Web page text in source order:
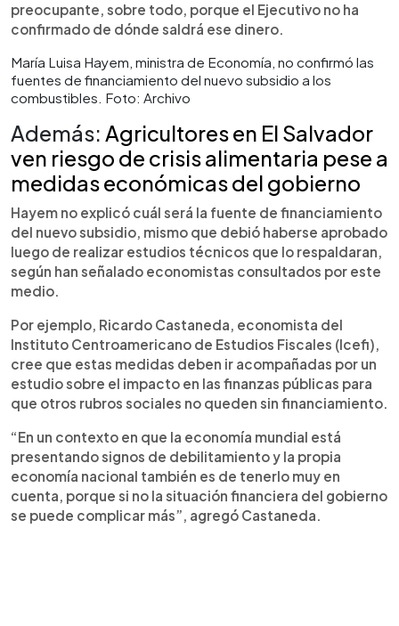
preocupante, sobre todo, porque el Ejecutivo no ha
confirmado de dónde saldrá ese dinero.
María Luisa Hayem, ministra de Economía, no confirmó las
fuentes de financiamiento del nuevo subsidio a los
combustibles. Foto: Archivo
Además: Agricultores en El Salvador
ven riesgo de crisis alimentaria pese a
medidas económicas del gobierno
Hayem no explicó cuál será la fuente de financiamiento
del nuevo subsidio, mismo que debió haberse aprobado
luego de realizar estudios técnicos que lo respaldaran,
según han señalado economistas consultados por este
medio.
Por ejemplo, Ricardo Castaneda, economista del
Instituto Centroamericano de Estudios Fiscales (Icefi),
cree que estas medidas deben ir acompañadas por un
estudio sobre el impacto en las finanzas públicas para
que otros rubros sociales no queden sin financiamiento.
“En un contexto en que la economía mundial está
presentando signos de debilitamiento y la propia
economía nacional también es de tenerlo muy en
cuenta, porque si no la situación financiera del gobierno
se puede complicar más”, agregó Castaneda.